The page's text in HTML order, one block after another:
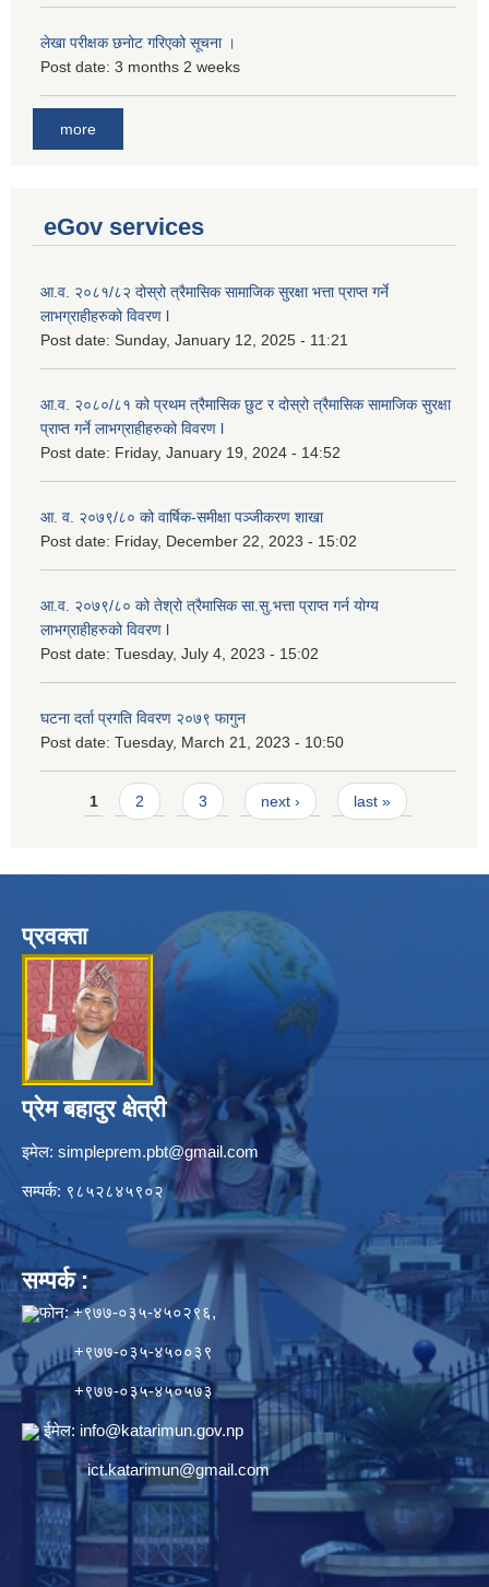
लेखा परीक्षक छनोट गरिएको सूचना ।
Post date: 3 months 2 weeks
more
eGov services
आ.व. २०८१/८२ दोस्रो त्रैमासिक सामाजिक सुरक्षा भत्ता प्राप्त गर्ने
लाभग्राहीहरुको विवरण l
Post date: Sunday, January 12, 2025 - 11:21
आ.व. २०८०/८१ को प्रथम त्रैमासिक छुट र दोस्रो त्रैमासिक सामाजिक सुरक्षा
प्राप्त गर्ने लाभग्राहीहरुको विवरण l
Post date: Friday, January 19, 2024 - 14:52
आ. व. २०७९/८० को वार्षिक-समीक्षा पञ्जीकरण शाखा
Post date: Friday, December 22, 2023 - 15:02
आ.व. २०७९/८० को तेश्रो त्रैमासिक सा.सु.भ‍त्ता प्राप्त गर्न योग्य
लाभग्राहीहरुको विवरण l
Post date: Tuesday, July 4, 2023 - 15:02
घटना दर्ता प्रगति विवरण २०७९ फागुन
Post date: Tuesday, March 21, 2023 - 10:50
Pages
1 2 3 next › last »
प्रवक्ता
प्रेम बहादुर क्षेत्री
इमेल: simpleprem.pbt@gmail.com
सम्पर्क: ९८५२८४५९०२
सम्पर्क :
फोन: +९७७-०३५-४५०२९६,
+९७७-०३५-४५००३९
+९७७-०३५-४५०५७३
ईमेल: info@katarimun.gov.np
ict.katarimun@gmail.com